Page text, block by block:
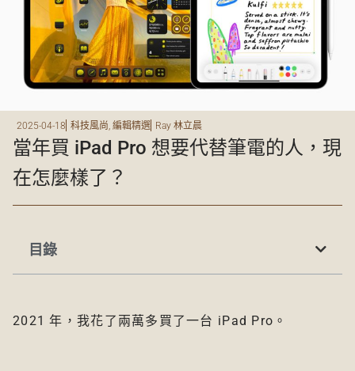
2025-04-18 科技風尚 編輯精選 Ray 林立晨
當年買 iPad Pro 想要代替筆電的人，現
在怎麼樣了？
目錄
2021 年，我花了兩萬多買了一台 iPad Pro。